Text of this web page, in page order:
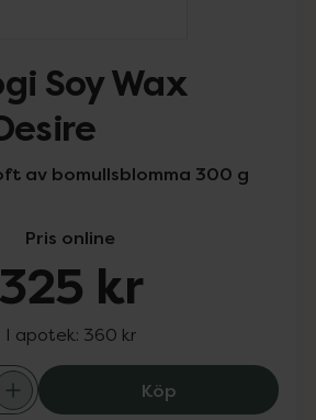
Soy Wax
av bomullsblomma 300 g
Pris online
325 kr
I apotek: 360 kr
KöpWashologi Soy